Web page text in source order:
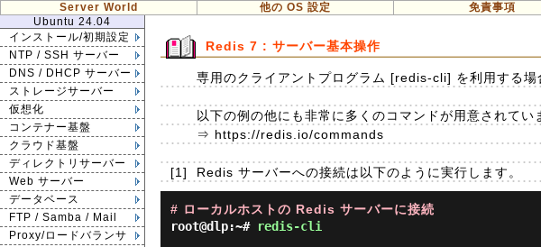
Server World 他の OS 設定 免責事項
Ubuntu 24.04
インストール/初期設定
NTP / SSH サーバー
DNS / DHCP サーバー
ストレージサーバー
仮想化
コンテナー基盤
クラウド基盤
ディレクトリサーバー
Web サーバー
データベース
FTP / Samba / Mail
Proxy/ロードバランサ
Redis 7 : サーバー基本操作
専用のクライアントプログラム [redis-cli] を利用する場
以下の例の他にも非常に多くのコマンドが用意されてい
⇒ https://redis.io/commands
[1] Redis サーバーへの接続は以下のように実行します。
# ローカルホストの Redis サーバーに接続
root@dlp:~# redis-cli